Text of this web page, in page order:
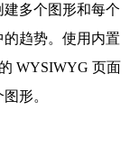
多个图形和每个
趋势。使用内置
WYSIWYG 页面
形。